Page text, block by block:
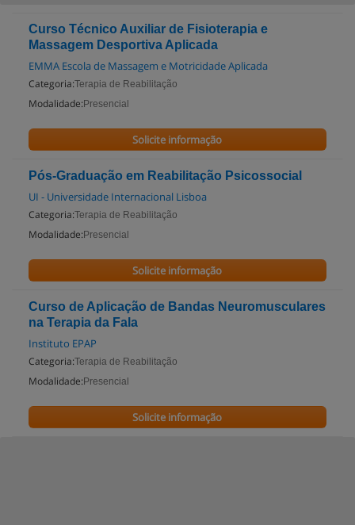
Curso Técnico Auxiliar de Fisioterapia e
Massagem Desportiva Aplicada
EMMA Escola de Massagem e Motricidade Aplicada
Categoria:Terapia de Reabilitação
Modalidade: Presencial
Solicite informação
Pós-Graduação em Reabilitação Psicossocial
UI - Universidade Internacional Lisboa
Categoria:Terapia de Reabilitação
Modalidade: Presencial
Solicite informação
Curso de Aplicação de Bandas Neuromusculares
na Terapia da Fala
Instituto EPAP
Categoria:Terapia de Reabilitação
Modalidade: Presencial
Solicite informação